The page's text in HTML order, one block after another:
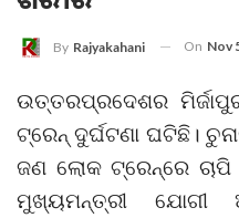
By Rajyakahani On Nov
ଉତ୍ତରପ୍ରଦେଶର
ଟ୍ରେନ୍‌ ଦୁର୍ଘଟଣା ଘଟିଛି।
ଜଣ ଲୋକ ଟ୍ରେନ୍‌ରେ
ମୁଖ୍ୟମନ୍ତ୍ରୀ ଯୋଗୀ